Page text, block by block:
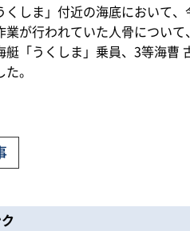
しま」付近の海底において
業が行われていた人骨につい
艇「うくしま」乗員、3等海曹
。